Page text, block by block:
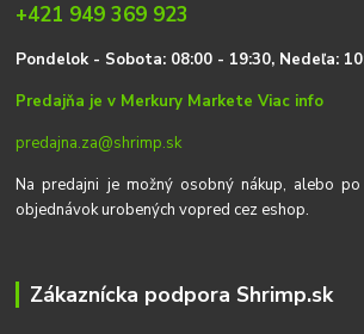
+421 949 369 923
Pondelok - Sobota: 08:00 - 19:30, Nedeľa:
Predajňa je v Merkury MarketeViac info
predajna.za@shrimp.sk
Na predajni je možný osobný nákup, alebo
objednávok urobených vopred cez eshop.
Zákaznícka podpora Shrimp.sk